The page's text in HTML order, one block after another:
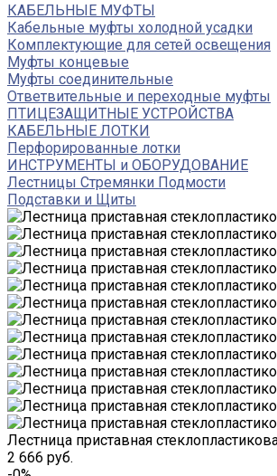
КАБЕЛЬНЫЕ МУФТЫ
Кабельные муфты холодной усадки
Комплектующие для сетей освещения
Муфты концевые
Муфты соединительные
Ответвительные и переходные муфты
ПТИЦЕЗАЩИТНЫЕ УСТРОЙСТВА
КАБЕЛЬНЫЕ ЛОТКИ
Перфорированные лотки
ИНСТРУМЕНТЫ и ОБОРУДОВАНИЕ
Лестницы Стремянки Подмости
Подставки и Щиты
Лестница приставная
2 666 руб.